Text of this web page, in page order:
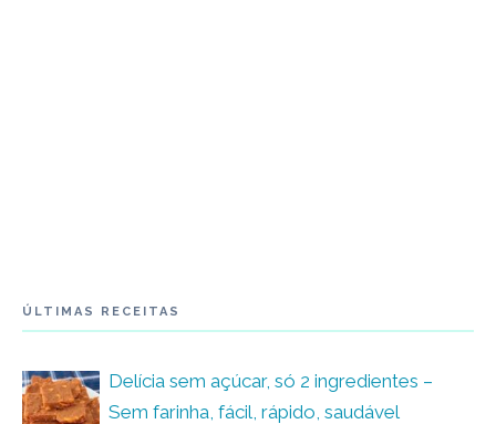
ÚLTIMAS RECEITAS
Delícia sem açúcar, só 2 ingredientes –
Sem farinha, fácil, rápido, saudável